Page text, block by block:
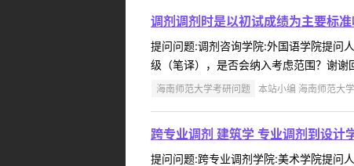
调剂调剂时是以初试成绩为主要标
提问问题:调剂咨询学院:外国语学院提问
级（笔译），是否会纳入考虑范围？谢
海南师范大学考研问题 本站小编 海南师范大
跨专业调剂 建筑学 专业调剂到设
提问问题:跨专业调剂学院:美术学院提